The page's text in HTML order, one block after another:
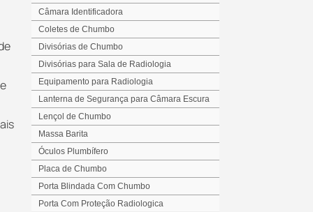
Câmara Identificadora
Coletes de Chumbo
Divisórias de Chumbo
Divisórias para Sala de Radiologia
Equipamento para Radiologia
Lanterna de Segurança para Câmara Escura
Lençol de Chumbo
Massa Barita
Óculos Plumbífero
Placa de Chumbo
Porta Blindada Com Chumbo
Porta Com Proteção Radiologica